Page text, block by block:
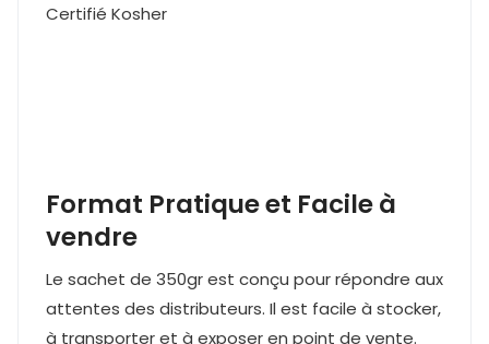
Certifié Kosher
Format Pratique et Facile à
vendre
Le sachet de 350gr est conçu pour répondre aux
attentes des distributeurs. Il est facile à stocker,
à transporter et à exposer en point de vente.